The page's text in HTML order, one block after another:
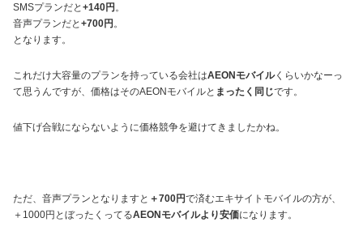
SMSプランだと +140円 。
音声プランだと +700円 。
となります。
これだけ大容量のプランを持っている会社はAEONモバイルくらいかなーっ
て思うんですが、価格はそのAEONモバイルと まったく同じです。
値下げ合戦にならないように価格競争を避けてきましたかね。
ただ、音声プランとなりますと ＋700円で済むエキサイトモバイルの方が、
＋1000円とぼったくってるAEONモバイルより安価になります。